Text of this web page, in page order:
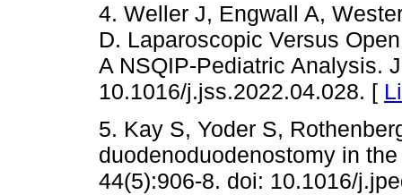
4. Weller J, Engwall A,
D. Laparoscopic Versus
A NSQIP-Pediatric Analysis.
10.1016/j.jss.2022.04.028. [
5. Kay S, Yoder S,
duodenoduodenostomy in
44(5):906-8. doi: 10.1016/